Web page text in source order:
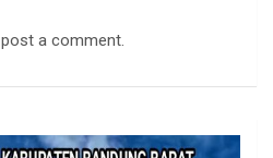
a comment.